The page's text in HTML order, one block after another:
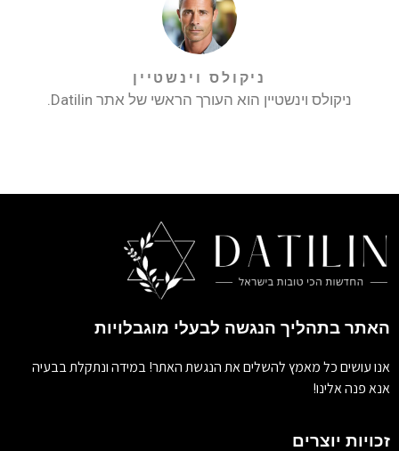
ניקולס וינשטיין
ניקולס וינשטיין הוא העורך הראשי של אתר Datilin.
האתר בתהליך הנגשה לבעלי מוגבלויות
אנו עושים כל מאמץ להשלים את הנגשת האתר! במידה ונתקלת בבעיה
אנא פנה אלינו!
זכויות יוצרים